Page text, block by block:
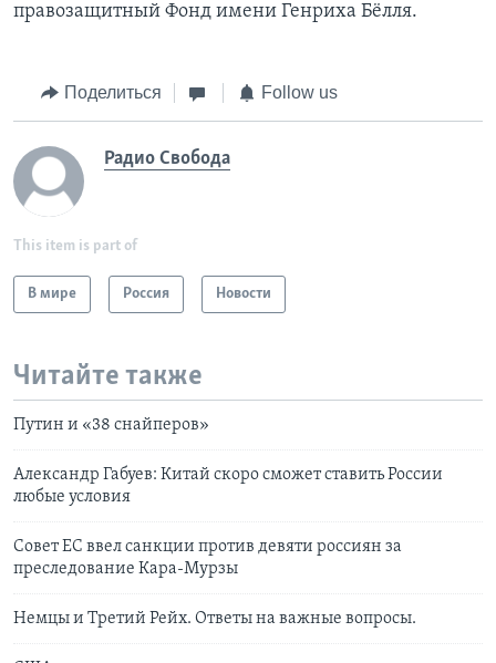
правозащитный Фонд имени Генриха Бёлля.
Поделиться Follow us
Радио Свобода
This item is part of
В мире Россия Новости
Читайте также
Путин и «38 снайперов»
Александр Габуев: Китай скоро сможет ставить России
любые условия
Совет ЕС ввел санкции против девяти россиян за
преследование Кара-Мурзы
Немцы и Третий Рейх. Ответы на важные вопросы.